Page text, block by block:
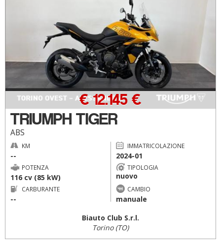
TRIUMPH TIGER
ABS
€ 12.145 €
KM
--
IMMATRICOLAZIONE
2024-01
POTENZA
116 cv (85 kW)
TIPOLOGIA
nuovo
CARBURANTE
--
CAMBIO
manuale
Biauto Club S.r.l.
Torino (TO)